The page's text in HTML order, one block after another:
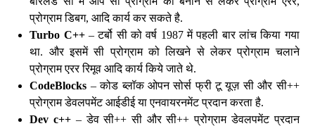
प्रोग्राम डिबग, आदि कार्य कर सकते है.
Turbo C++– टर्बो सी को वर्ष 1987 में पहली बार लांच किया गया
था. और इसमें सी प्रोग्राम को लिखने से लेकर प्रोग्राम चलाने
प्रोग्राम एरर रिमूव आदि कार्य किये जाते थे.
CodeBlocks – कोड ब्लॉक ओपन सोर्स फ्री टू यूज़ सी और सी++
प्रोग्राम डेवलपमेंट आईडीई या एनवायरनमेंट प्रदान करता है.
Dev c++ – डेव सी++ सी और सी++ प्रोग्राम डेवलपमेंट प्रदान